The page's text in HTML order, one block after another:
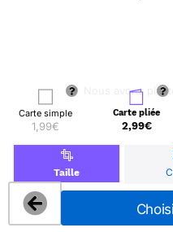
Carte simple
1,99€
Carte pliée
2,99€
Taille
🌳 Nous avons
©